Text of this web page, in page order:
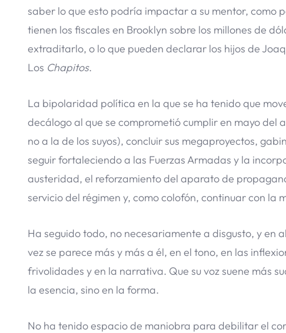
saber lo que esto podría impactar a su mentor, como
tienen los fiscales en Brooklyn sobre los millones de
extraditarlo, o lo que pueden declarar los hijos de
Los Chapitos.
La bipolaridad política en la que se ha tenido que
decálogo al que se comprometió cumplir en mayo
no a la de los suyos), concluir sus megaproyectos,
seguir fortaleciendo a las Fuerzas Armadas y la
austeridad, el reforzamiento del aparato de
servicio del régimen y, como colofón, continuar con la
Ha seguido todo, no necesariamente a disgusto, y en
vez se parece más y más a él, en el tono, en las
frivolidades y en la narrativa. Que su voz suene más
la esencia, sino en la forma.
No ha tenido espacio de maniobra para debilitar el